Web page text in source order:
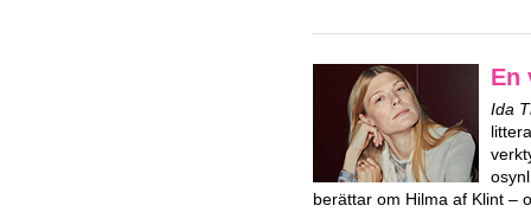
En
Ida
berättar om Hilma af Klint –